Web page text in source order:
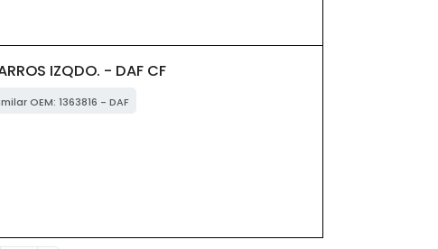
IZQDO. - DAF CF
OEM: 1363816 - DAF